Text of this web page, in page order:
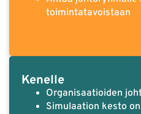
toimintatavoistaan
Kenelle
Organisaatioiden
Simulaation kesto